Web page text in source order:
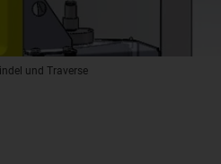
und Traverse